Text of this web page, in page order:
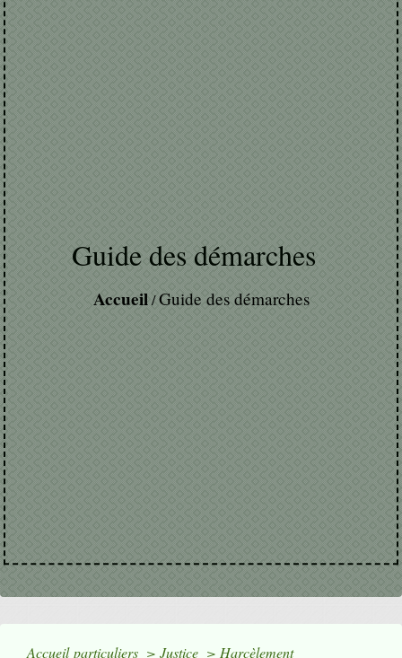
Guide des démarches
Accueil/Guide des démarches
Accueil particuliers > Justice > Harcèlement